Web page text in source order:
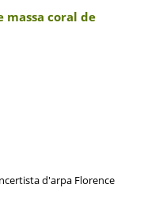
coral de
d'arpa Florence